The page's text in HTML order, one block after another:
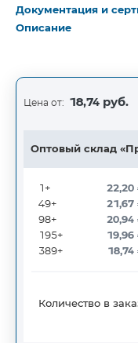
Документация и
Описание
Цена от: 18,74 руб.
Оптовый склад
1+
49+
98+
195+
389+
22,20
21,67
20,94
19,96
18,74
Количество в